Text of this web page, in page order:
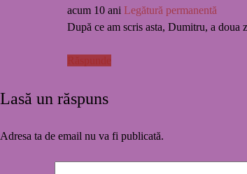
acum 10 ani Legătură permanentă
După ce am scris asta, Dumitru, a doua
Lasă un răspuns
Adresa ta de email nu va fi publicată.